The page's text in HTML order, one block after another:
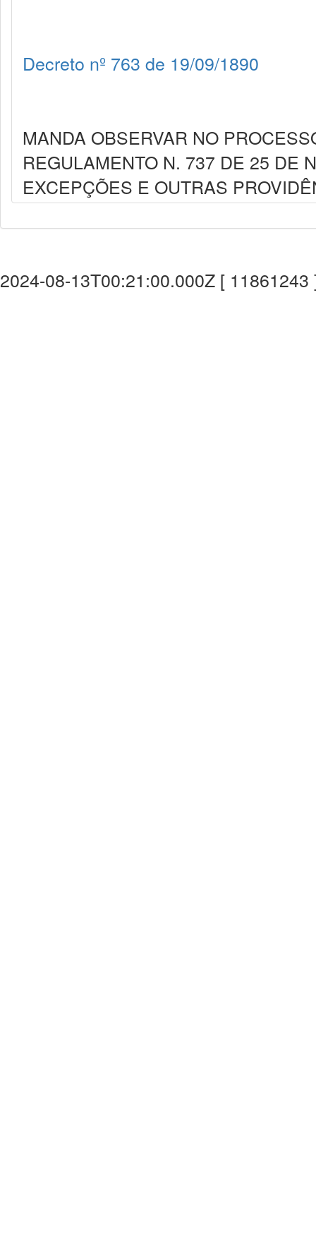
Decreto nº 763 de 19/09/1890
MANDA OBSERVAR NO
REGULAMENTO N. 737 DE 25 DE
EXCEPÇÕES E OUTRAS
2024-08-13T00:21:00.000Z [ 11861243